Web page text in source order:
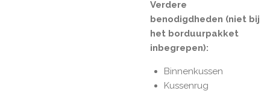
Verdere
benodigdheden (niet bij
het borduurpakket
inbegrepen):
Binnenkussen
Kussenrug